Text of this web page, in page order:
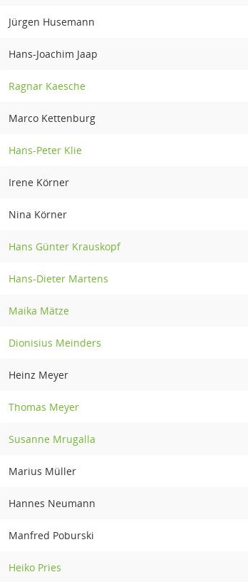
Jürgen Husemann
Hans-Joachim Jaap
Ragnar Kaesche
Marco Kettenburg
Hans-Peter Klie
Irene Körner
Nina Körner
Hans Günter Krauskopf
Hans-Dieter Martens
Maika Mätze
Dionisius Meinders
Heinz Meyer
Thomas Meyer
Susanne Mrugalla
Marius Müller
Hannes Neumann
Manfred Poburski
Heiko Pries